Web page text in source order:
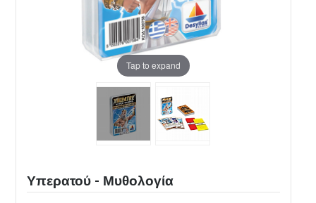
Tap to expand
Υπερατού - Μυθολογία